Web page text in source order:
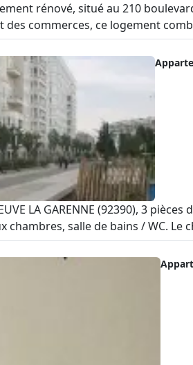
rénové, situé au 210
commerces, ce logement
LA GARENNE (92390), 3
salle de bains / WC. Le